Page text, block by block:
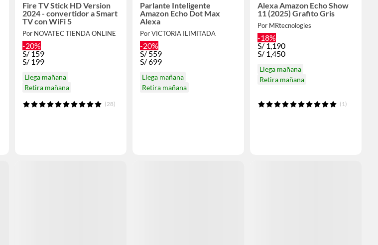
Fire TV Stick HD Version
2024 - convertidor a Smart
TV con WiFi 5
Por NOVATEC TIENDA ONLINE
-20%
S/ 159
S/ 199
Llega mañana
Retira mañana
(28)
Parlante Inteligente
Amazon Echo Dot Max
Alexa
Por VICTORIA ILIMITADA
-20%
S/ 559
S/699
Llega mañana
Retira mañana
Alexa Amazon Echo Show
11 (2025) Grafito Gris
Por MRtecnologies
-18%
S/ 1,190
S/ 1,450
Llega mañana
Retira mañana
(1)